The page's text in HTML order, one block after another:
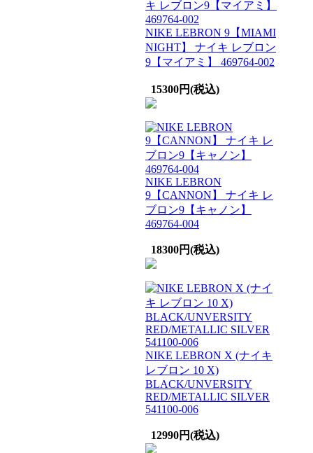
NIKE LEBRON 9【MIAMI
NIGHT】 ナイキ レブロン
9【マイアミ】 469764-002
15300円(税込)
NIKE LEBRON
9【CANNON】 ナイキ レ
ブロン9【キャノン】
469764-004
18300円(税込)
NIKE LEBRON X (ナイキ
レブロン 10 X)
BLACK/UNVERSITY
RED/METALLIC SILVER
541100-006
12990円(税込)